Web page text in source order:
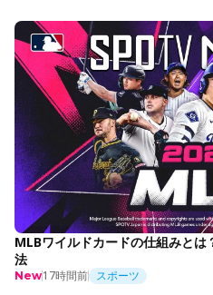
MLBワイルドカードの仕組みと
法
New17時間前 スポーツ